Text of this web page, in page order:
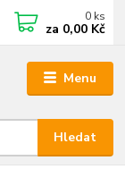
Menu
Hledat
0 ks
za 0,00 Kč